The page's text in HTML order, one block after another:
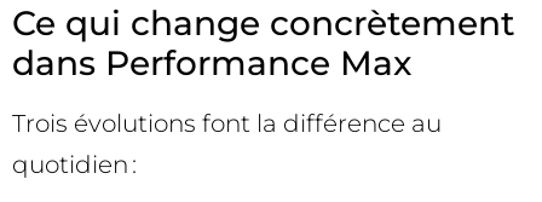
Ce qui change concrètement
dans Performance Max
Trois évolutions font la différence au
quotidien :